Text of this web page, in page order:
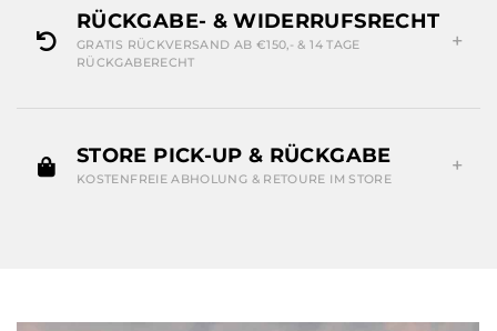
RÜCKGABE- & WIDERRUFSRECHT
GRATIS RÜCKVERSAND AB €150,- & 14 TAGE
RÜCKGABERECHT
STORE PICK-UP & RÜCKGABE
KOSTENFREIE ABHOLUNG & RETOURE IM STORE